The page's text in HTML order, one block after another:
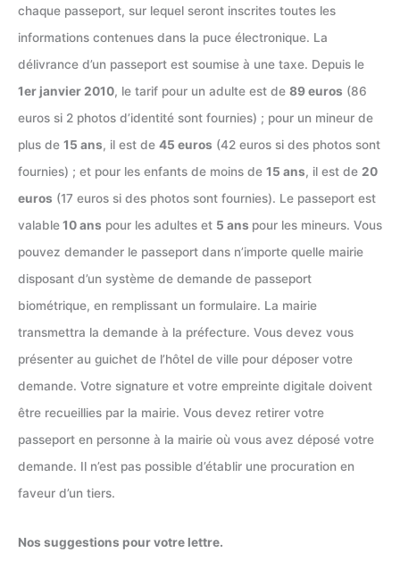
chaque passeport, sur lequel seront inscrites toutes les
informations contenues dans la puce électronique. La
délivrance d’un passeport est soumise à une taxe. Depuis le
1er janvier 2010, le tarif pour un adulte est de 89 euros (86
euros si 2 photos d’identité sont fournies) ; pour un mineur de
plus de 15 ans, il est de 45 euros (42 euros si des photos sont
fournies) ; et pour les enfants de moins de 15 ans, il est de 20
euros (17 euros si des photos sont fournies). Le passeport est
valable10 ans pour les adultes et 5 ans pour les mineurs. Vous
pouvez demander le passeport dans n’importe quelle mairie
disposant d’un système de demande de passeport
biométrique, en remplissant un formulaire. La mairie
transmettra la demande à la préfecture. Vous devez vous
présenter au guichet de l’hôtel de ville pour déposer votre
demande. Votre signature et votre empreinte digitale doivent
être recueillies par la mairie. Vous devez retirer votre
passeport en personne à la mairie où vous avez déposé votre
demande. Il n’est pas possible d’établir une procuration en
faveur d’un tiers.
Nos suggestions pour votre lettre.